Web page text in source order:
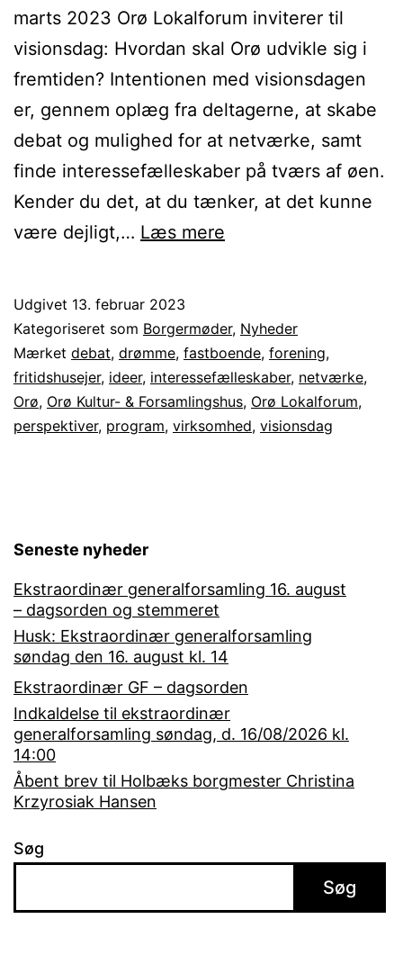
marts 2023 Orø Lokalforum inviterer til
visionsdag: Hvordan skal Orø udvikle sig i
fremtiden? Intentionen med visionsdagen
er, gennem oplæg fra deltagerne, at skabe
debat og mulighed for at netværke, samt
finde interessefælleskaber på tværs af øen.
Kender du det, at du tænker, at det kunne
være dejligt,… Læs mere
Udgivet 13. februar 2023
Kategoriseret som Borgermøder, Nyheder
Mærket debat, drømme, fastboende, forening,
fritidshusejer, ideer, interessefælleskaber, netværke,
Orø, Orø Kultur- & Forsamlingshus, Orø Lokalforum,
perspektiver, program, virksomhed, visionsdag
Seneste nyheder
Ekstraordinær generalforsamling 16. august
– dagsorden og stemmeret
Husk: Ekstraordinær generalforsamling
søndag den 16. august kl. 14
Ekstraordinær GF – dagsorden
Indkaldelse til ekstraordinær
generalforsamling søndag, d. 16/08/2026 kl.
14:00
Åbent brev til Holbæks borgmester Christina
Krzyrosiak Hansen
Søg
Søg